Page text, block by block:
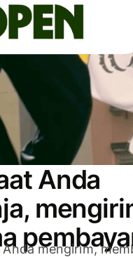
Anda
mengirim,